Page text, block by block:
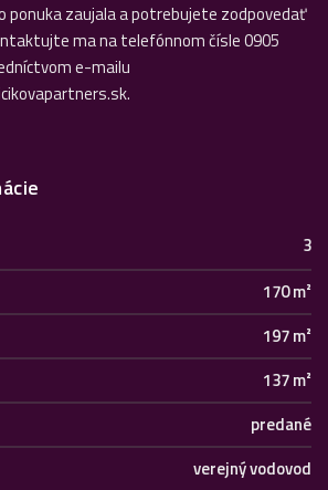
ponuka zaujala a potrebujete zodpovedať
ma na telefónnom čísle 0905
e-mailu
3
170 m²
197 m²
137 m²
predané
verejný vodovod